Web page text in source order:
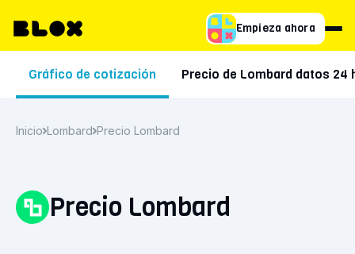
Empieza ahora
Gráfico de cotización Precio de Lombard datos 24
Inicio Lombard Precio Lombard
Precio Lombard